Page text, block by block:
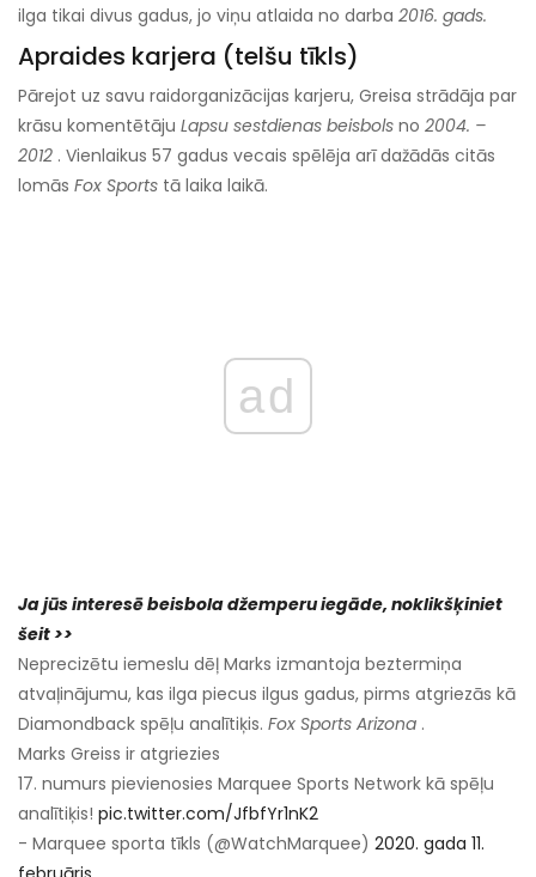
ilga tikai divus gadus, jo viņu atlaida no darba 2016. gads.
Apraides karjera (telšu tīkls)
Pārejot uz savu raidorganizācijas karjeru, Greisa strādāja par
krāsu komentētāju Lapsu sestdienas beisbols no 2004. –
2012 . Vienlaikus 57 gadus vecais spēlēja arī dažādās citās
lomās Fox Sports tā laika laikā.
ad
Ja jūs interesē beisbola džemperu iegāde, noklikšķiniet
šeit >>
Neprecizētu iemeslu dēļ Marks izmantoja beztermiņa
atvaļinājumu, kas ilga piecus ilgus gadus, pirms atgriezās kā
Diamondback spēļu analītiķis. Fox Sports Arizona .
Marks Greiss ir atgriezies
17. numurs pievienosies Marquee Sports Network kā spēļu
analītiķis! pic.twitter.com/JfbfYr1nK2
- Marquee sporta tīkls (@WatchMarquee) 2020. gada 11.